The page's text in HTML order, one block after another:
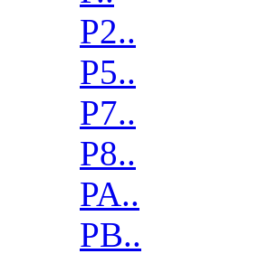
P2..
P5..
P7..
P8..
PA..
PB..